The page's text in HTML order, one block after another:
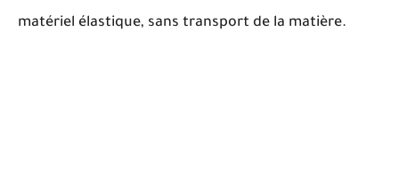
matériel élastique, sans transport de la matière.